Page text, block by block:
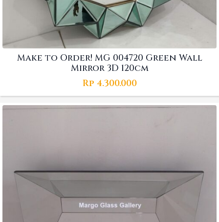
Make to Order! MG 004720 Green Wall
Mirror 3D 120cm
Rp 4.300.000